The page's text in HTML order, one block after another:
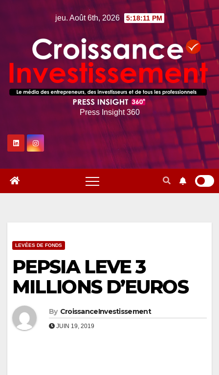
jeu. Août 6th, 2026 5:18:12 PM
Press Insight 360
LEVÉES DE FONDS
PEPSIA LEVE 3
MILLIONS D’EUROS
By CroissanceInvestissement
JUIN 19, 2019